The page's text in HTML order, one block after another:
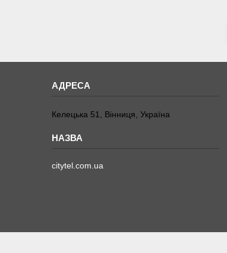
Келецька 51, Вінниця, Україна
citytel.com.ua